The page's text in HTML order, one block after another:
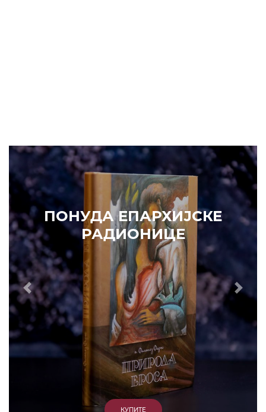
ПОНУДА ЕПАРХИЈСКЕ
РАДИОНИЦЕ
КУПИТЕ
Prethodni